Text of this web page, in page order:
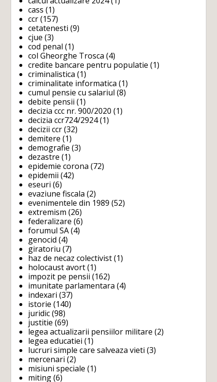
cass (1)
ccr (157)
cetatenesti (9)
cjue (3)
cod penal (1)
col Gheorghe Trosca (4)
credite bancare pentru populatie (1)
criminalistica (1)
criminalitate informatica (1)
cumul pensie cu salariul (8)
debite pensii (1)
decizia ccc nr. 900/2020 (1)
decizia ccr724/2924(1)
decizii ccr (32)
demitere (1)
demografie (3)
dezastre (1)
epidemie corona (72)
epidemii (42)
eseuri (6)
evaziune fiscala (2)
evenimentele din 1989 (52)
extremism (26)
federalizare (6)
forumul SA (4)
genocid (4)
giratoriu (7)
haz de necaz colectivist (1)
holocaust avort (1)
impozit pe pensii (162)
imunitate parlamentara (4)
indexari (37)
istorie (140)
juridic (98)
justitie (69)
legea actualizarii pensiilor militare (2)
legea educatiei (1)
lucruri simple care salveaza vieti (3)
mercenari (2)
misiuni speciale (1)
miting (6)